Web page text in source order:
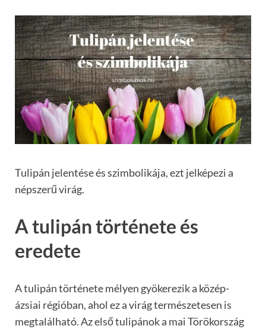
Tulipán jelentése és szimbolikája, ezt jelképezi a
népszerű virág.
A tulipán története és
eredete
A tulipán története mélyen gyökerezik a közép-
ázsiai régióban, ahol ez a virág természetesen is
megtalálható. Az első tulipánok a mai Törökország